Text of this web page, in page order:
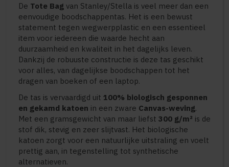
De Tote Bag van Stanley/Stella is veel meer dan een
eenvoudige boodschappentas. Het is een bewust
statement tegen wegwerpplastic en een essentieel
item voor iedereen die waarde hecht aan
duurzaamheid en kwaliteit in het dagelijks leven.
Dankzij de robuuste constructie is deze tas geschikt
voor alles, van dagelijkse boodschappen tot het
dragen van boeken of een laptop.
De tas is vervaardigd uit 100% biologisch gesponnen
en gekamd katoen in een zware Canvas-weving.
Met een gramsgewicht van maar liefst 300 g/m² is de
stof dik, stevig en zeer slijtvast. Het biologische
katoen zorgt voor een natuurlijke uitstraling en voelt
prettig aan, in tegenstelling tot synthetische
alternatieven.